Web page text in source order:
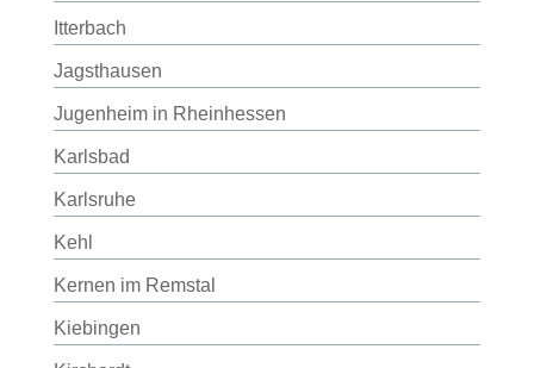
Itterbach
Jagsthausen
Jugenheim in Rheinhessen
Karlsbad
Karlsruhe
Kehl
Kernen im Remstal
Kiebingen